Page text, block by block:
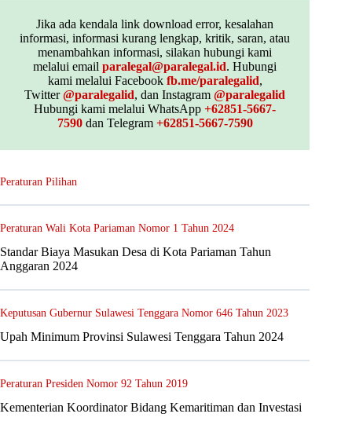
Jika ada kendala link download error, kesalahan
informasi, informasi kurang lengkap, kritik, saran, atau
menambahkan informasi, silakan hubungi kami
melalui emailparalegal@paralegal.id. Hubungi
kami melalui Facebook fb.me/paralegalid,
Twitter@paralegalid, dan Instagram@paralegalid
Hubungi kami melalui WhatsApp+62851-5667-
7590dan Telegram +62851-5667-7590
Peraturan Pilihan
Peraturan Wali Kota Pariaman Nomor 1 Tahun 2024
Standar Biaya Masukan Desa di Kota Pariaman Tahun
Anggaran 2024
Keputusan Gubernur Sulawesi Tenggara Nomor 646 Tahun 2023
Upah Minimum Provinsi Sulawesi Tenggara Tahun 2024
Peraturan Presiden Nomor 92 Tahun 2019
Kementerian Koordinator Bidang Kemaritiman dan Investasi